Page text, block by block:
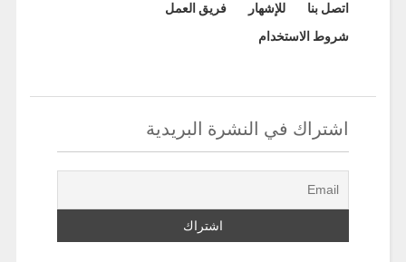
اتصل بنا للإشهار
فريق العمل
شروط الاستخدام
اشتراك في النشرة البريدية